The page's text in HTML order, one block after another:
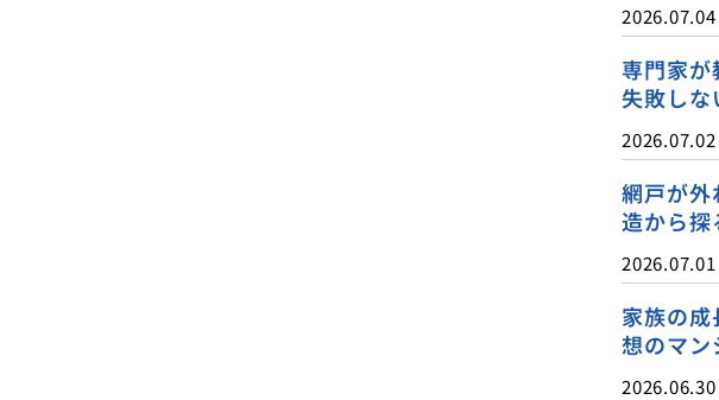
2026.07.04
専門家が
失敗しな
2026.07.02
網戸が外
造から探
2026.07.01
家族の
想のマン
2026.06.30